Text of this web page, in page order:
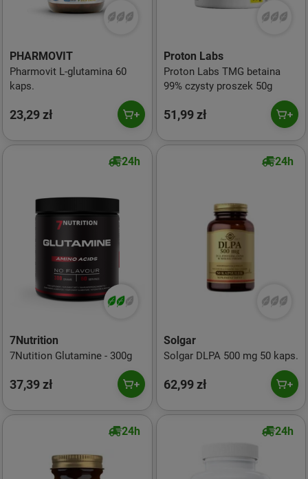
PHARMOVIT
Pharmovit L-glutamina 60
kaps.
23,29 zł
Proton Labs
Proton Labs TMG betaina
99% czysty proszek 50g
51,99 zł
24h
7Nutrition
7Nutition Glutamine - 300g
37,39 zł
24h
Solgar
Solgar DLPA 500 mg 50 kaps.
62,99 zł
24h 24h